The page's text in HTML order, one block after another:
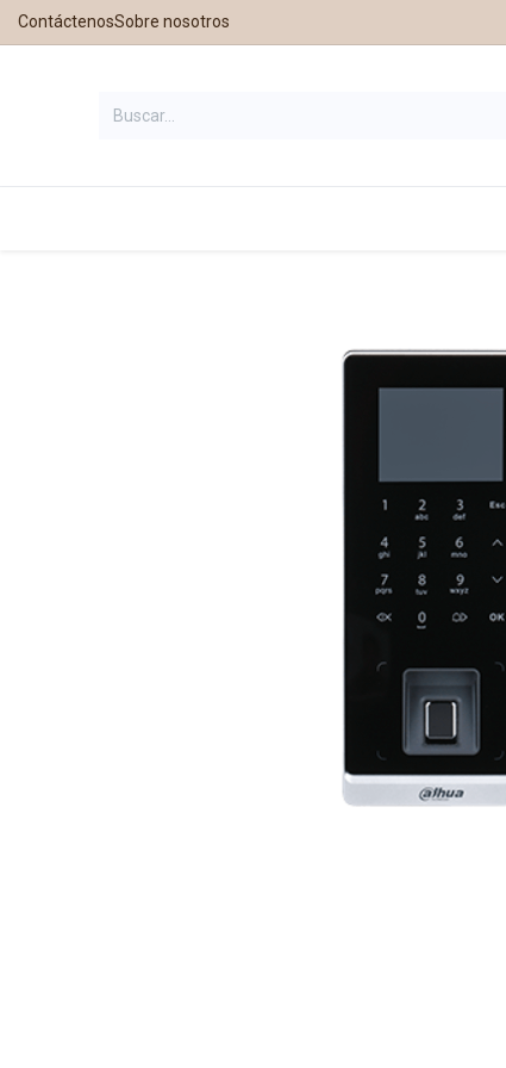
ContáctenosSobre nosotros